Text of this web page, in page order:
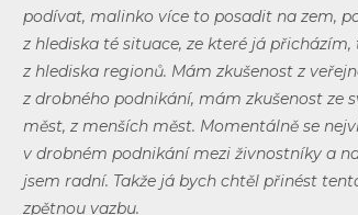
podívat, malinko více to posadit na zem,
z hlediska té situace, ze které já
z hlediska regionů. Mám zkušenost z
z drobného podnikání, mám zkušenost ze
měst, z menších měst. Momentálně se
v drobném podnikání mezi živnostníky a
jsem radní. Takže já bych chtěl přinést
zpětnou vazbu.